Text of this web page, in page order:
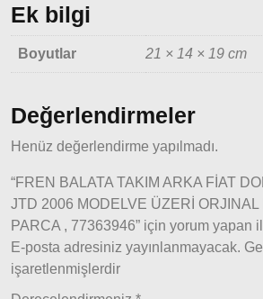
2014
Modeller
Ducato
Model
ve Üstü
Uno
Tipo
Uno
Fiorino
Ek bilgi
Boyutlar 21 × 14 × 19 cm
Değerlendirmeler
Henüz değerlendirme yapılmadı.
“FREN BALATA TAKIM ARKA FİAT
JTD 2006 MODELVE ÜZERİ ORJINAL
PARCA , 77363946” için yorum yapan
E-posta adresiniz yayınlanmayacak.
işaretlenmişlerdir